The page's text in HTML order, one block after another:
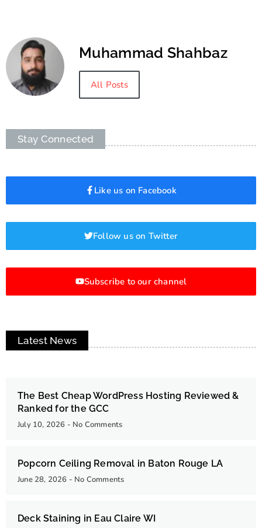
Muhammad Shahbaz
All Posts
Stay Connected
Like us on Facebook
Follow us on Twitter
Subscribe to our channel
Latest News
The Best Cheap WordPress Hosting Reviewed &
Ranked for the GCC
July 10, 2026 No Comments
Popcorn Ceiling Removal in Baton Rouge LA
June 28, 2026 No Comments
Deck Staining in Eau Claire WI